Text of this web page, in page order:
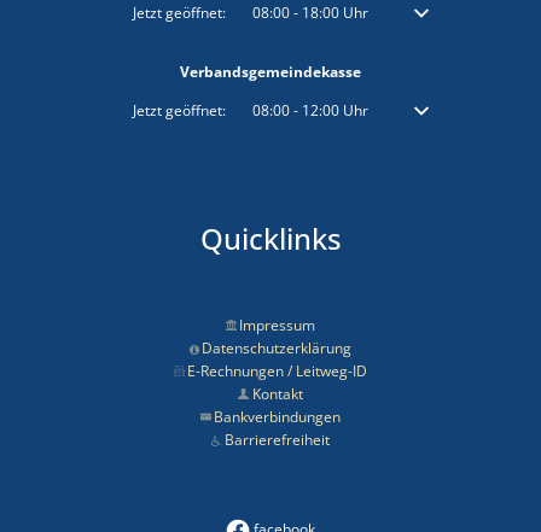
Klicken, um weitere Öffnungs- oder Schließzeiten auszublenden
Jetzt geöffnet: 08:00- 18:00Uhr Von 08:00 bis 18:00
Verbandsgemeindekasse
Klicken, um weitere Öffnungs- oder Schließzeiten auszublenden
Jetzt geöffnet: 08:00- 12:00Uhr Von 08:00 bis 12:00
Quicklinks
Impressum
Datenschutzerklärung
E-Rechnungen / Leitweg-ID
Kontakt
Bankverbindungen
Barrierefreiheit